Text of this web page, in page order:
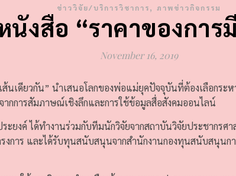
ข่าววิจัย/บริการวิชาการ, ภาพข่าวกิจกรรม
นังสือ “ราคาของการ
November 16, 2019
นเดียวกัน” นำเสนอโลกของพ่อแม่ยุคปัจจุบันที่ต้องเลือกระ
กการสัมภาษณ์เชิงลึกและการใช้ข้อมูลสื่อสังคมออนไลน์
ยงค์ ได้ทำงานร่วมกับทีมนักวิจัยจากสถาบันวิจัยประชากรศ
งการ และได้รับทุนสนับสนุนจากสำนักงานกองทุนสนับสนุนก